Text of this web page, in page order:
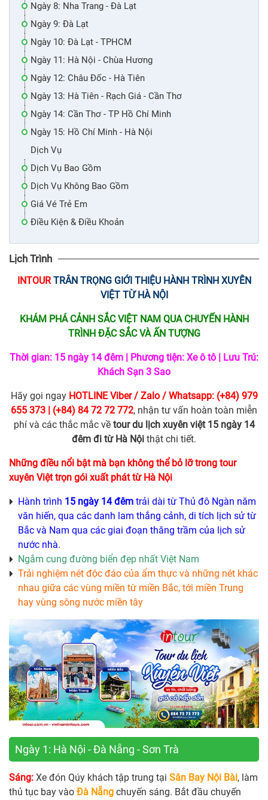
Ngày 8: Nha Trang - Đà Lạt
Ngày 9: Đà Lạt
Ngày 10: Đà Lạt - TPHCM
Ngày 11: Hà Nội - Chùa Hương
Ngày 12: Châu Đốc - Hà Tiên
Ngày 13: Hà Tiên - Rạch Giá - Cần Thơ
Ngày 14: Cần Thơ - TP Hồ Chí Minh
Ngày 15: Hồ Chí Minh - Hà Nội
Dịch Vụ
Dịch Vụ Bao Gồm
Dịch Vụ Không Bao Gồm
Giá Vé Trẻ Em
Điều Kiện & Điều Khoản
Lịch Trình
INTOURTRÂN TRỌNG GIỚI THIỆU HÀNH TRÌNH XUYÊN
VIỆT TỪ HÀ NỘI
KHÁM PHÁ CẢNH SẮC VIỆT NAM QUA CHUYẾN HÀNH
TRÌNH ĐẶC SẮC VÀ ẤN TƯỢNG
Thời gian: 15 ngày 14 đêm | Phương tiện: Xe ô tô | Lưu Trú:
Khách Sạn 3 Sao
Hãy gọi ngay HOTLINE Viber / Zalo / Whatsapp: (+84) 979
655 373 | (+84) 84 72 72 772, nhận tư vấn hoàn toàn miễn
phí và các thắc mắc vềtour du lịch xuyên việt 15 ngày 14
đêm đi từ Hà Nội thật chi tiết.
Những điều nổi bật mà bạn không thể bỏ lỡ trong tour
xuyên Việt trọn gói xuất phát từ Hà Nội
Hành trình 15 ngày 14 đêm trải dài từ Thủ đô Ngàn năm
văn hiến, qua các danh lam thắng cảnh, di tích lịch sử từ
Bắc và Nam qua các giai đoạn thăng trầm của lịch sử
nước nhà.
Ngắm cung đường biển đẹp nhất Việt Nam
Trải nghiệm nét độc đáo của ẩm thực và những nét khác
nhau giữa các vùng miền từ miền Bắc, tới miền Trung
hay vùng sông nước miền tây
Ngày 1: Hà Nội - Đà Nẵng - Sơn Trà
Sáng: Xe đón Qúy khách tập trung tại Sân Bay Nội Bài, làm
thủ tục bay vào Đà Nẵng chuyến sáng. Bắt đầu chuyến